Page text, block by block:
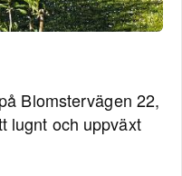
Blomstervägen 22,
lugnt och uppväxt